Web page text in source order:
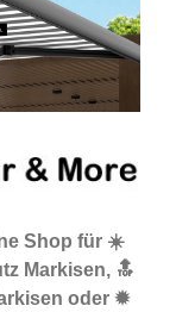
Shop für ☀️
Markisen, 🔝
oder ✹